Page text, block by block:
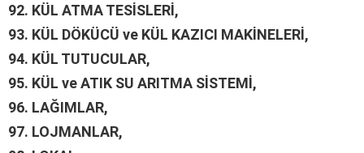
92. KÜL ATMA TESİSLERİ,
93. KÜL DÖKÜCÜ ve KÜL KAZICI MAKİNELERİ,
94. KÜL TUTUCULAR,
95. KÜL ve ATIK SU ARITMA SİSTEMİ,
96. LAĞIMLAR,
97. LOJMANLAR,